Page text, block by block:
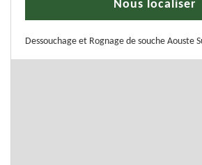
Nous localiser
Dessouchage et Rognage de souche Aouste